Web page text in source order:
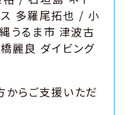
ス 多羅尾拓也 / 小
うるま市 津波古
麗良 ダイビング
からご支援いただ